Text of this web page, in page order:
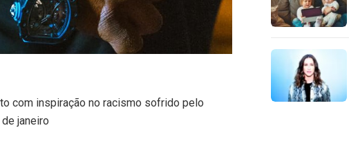
com inspiração no racismo sofrido pelo
janeiro